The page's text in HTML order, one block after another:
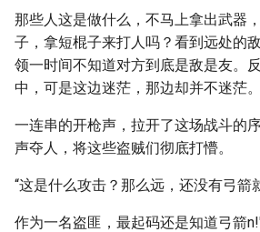
那些人这是做什么，不马上拿出武器
子，拿短棍子来打人吗？看到远处的
领一时间不知道对方到底是敌是友。
中，可是这边迷茫，那边却并不迷茫。
一连串的开枪声，拉开了这场战斗的
声夺人，将这些盗贼们彻底打懵。
“这是什么攻击？那么远，还没有弓箭
作为一名盗匪，最起码还是知道弓箭n!'